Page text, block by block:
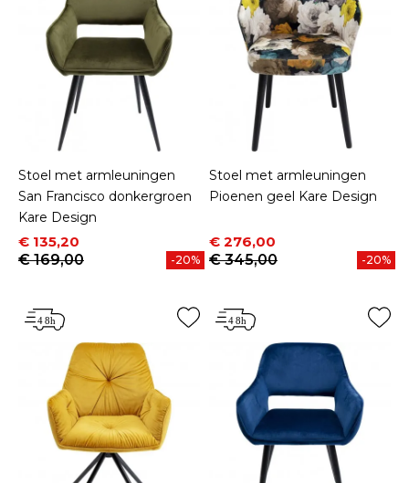
Stoel met armleuningen
San Francisco donkergroen
Kare Design
Prijs
€ 135,20
Normale prijs
€ 169,00
-20%
Stoel met armleuningen
Pioenen geel Kare Design
Prijs
€ 276,00
Normale prijs
€ 345,00
-20%